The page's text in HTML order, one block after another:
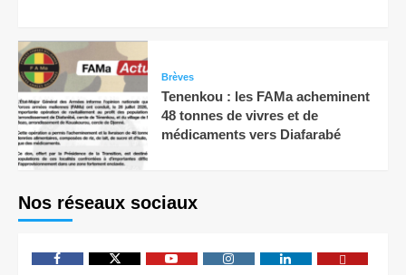
Brèves
Tenenkou : les FAMa acheminent
48 tonnes de vivres et de
médicaments vers Diafarabé
Nos réseaux sociaux